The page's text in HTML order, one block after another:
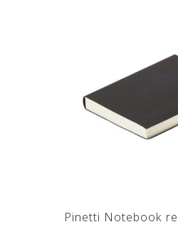
Pinetti Notebook